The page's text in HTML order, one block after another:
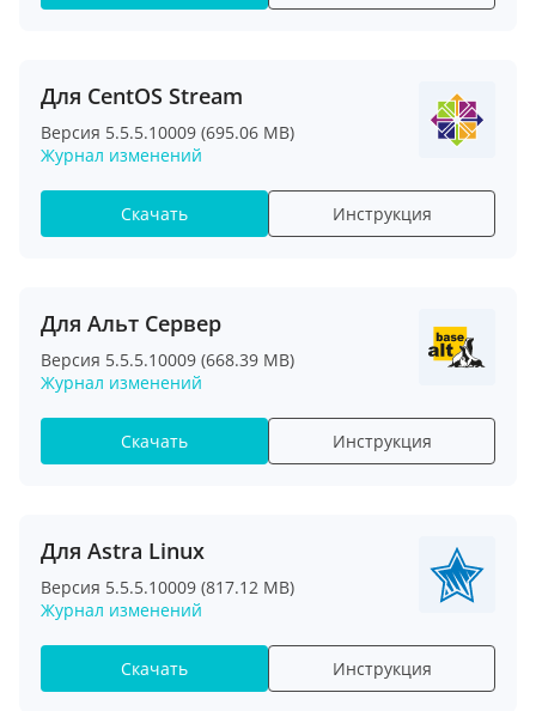
Для CentOS Stream
Версия 5.5.5.10009 (695.06 MB)
Журнал изменений
Скачать Инструкция
Для Альт Сервер
Версия 5.5.5.10009 (668.39 MB)
Журнал изменений
Скачать Инструкция
Для Astra Linux
Версия 5.5.5.10009 (817.12 MB)
Журнал изменений
Скачать Инструкция